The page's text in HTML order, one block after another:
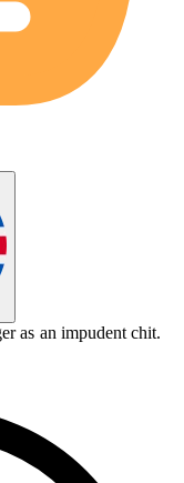
as an impudentchit.